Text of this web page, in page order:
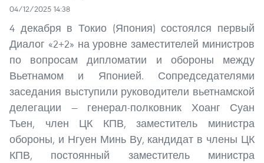
04/12/2025 14:38
4 декабря в Токио (Япония) состоялся первый
Диалог «2+2» на уровне заместителей министров
по вопросам дипломатии и обороны между
Вьетнамом и Японией. Сопредседателями
заседания выступили руководители вьетнамской
делегации — генерал-полковник Хоанг Суан
Тьен, член ЦК КПВ, заместитель министра
обороны, и Нгуен Минь Ву, кандидат в члены ЦК
КПВ, постоянный заместитель министра